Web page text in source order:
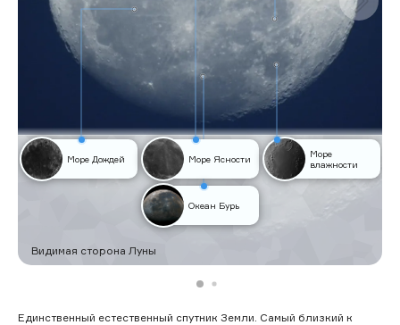
Море Дождей Море Ясности
Море
влажности
Океан Бурь
Видимая сторона Луны
Единственный естественный спутник Земли. Самый близкий к